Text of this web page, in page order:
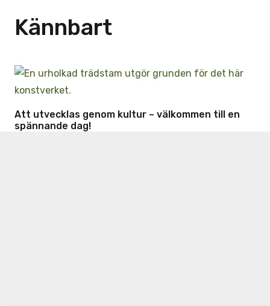
Kännbart
Att utvecklas genom kultur – välkommen till en
spännande dag!